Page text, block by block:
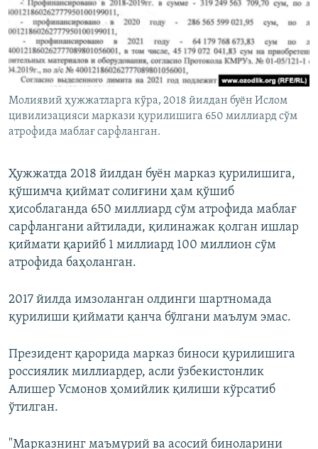
Молиявий ҳужжатларга кўра, 2018 йилдан буён Ислом
цивилизацияси маркази қурилишига 650 миллиард сўм
атрофида маблағ сарфланган.
Ҳужжатда 2018 йилдан буён марказ қурилишига,
қўшимча қиймат солиғини ҳам қўшиб
ҳисоблаганда 650 миллиард сўм атрофида маблағ
сарфлангани айтилади, қилинажак қолган ишлар
қиймати қарийб 1 миллиард 100 миллион сўм
атрофида баҳоланган.
2017 йилда имзоланган олдинги шартномада
қурилиши қиймати қанча бўлгани маълум эмас.
Президент қарорида марказ биноси қурилишига
россиялик миллиардер, асли ўзбекистонлик
Алишер Усмонов ҳомийлик қилиши кўрсатиб
ўтилган.
"Марказнинг маъмурий ва асосий биноларини